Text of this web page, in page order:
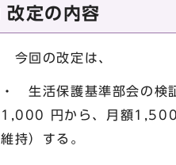
改定の内容
今回の改定は、
・ 生活保護基準部会の検
1,000 円から、月額1,500
維持）する。